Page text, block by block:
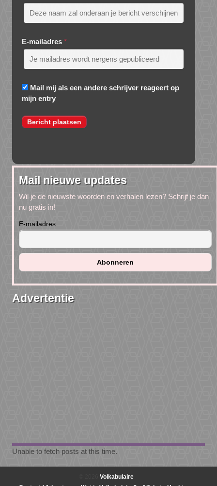
E-mailadres *
Mail mij als een andere schrijver reageert op
mijn entry
Mail nieuwe updates
Wil je de nieuwste woorden en verhalen lezen? Schrijf je dan
nu gratis in!
E-mailadres
Advertentie
Unable to fetch posts at this time.
Volkabulaire